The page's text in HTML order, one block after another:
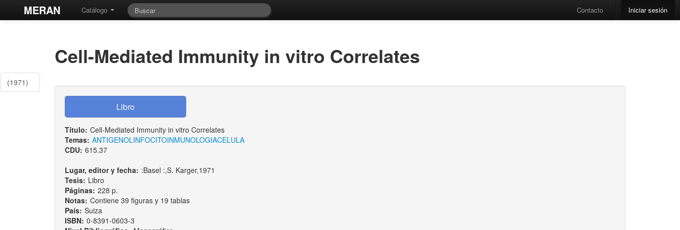
MERAN Catálogo Contacto Iniciar sesión
(1971)
Cell-Mediated Immunity in vitro Correlates
Título: Cell-Mediated Immunity in vitro Correlates
Temas: ANTIGENOLINFOCITOINMUNOLOGIACELULA
CDU: 615.37
Lugar, editor y fecha: :Basel :,S. Karger,1971
Tesis: Libro
Páginas: 228 p.
Notas: Contiene 39 figuras y 19 tablas
País: Suiza
ISBN: 0-8391-0603-3